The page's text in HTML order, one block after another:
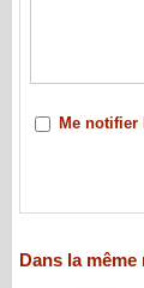
Me notifier
Dans la